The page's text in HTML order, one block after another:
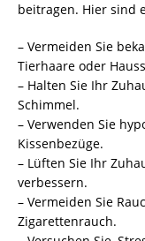
beitragen. Hier sind
– Vermeiden Sie
Tierhaare oder
– Halten Sie Ihr
Schimmel.
– Verwenden Sie
Kissenbezüge.
– Lüften Sie Ihr
verbessern.
– Vermeiden Sie
Zigarettenrauch.